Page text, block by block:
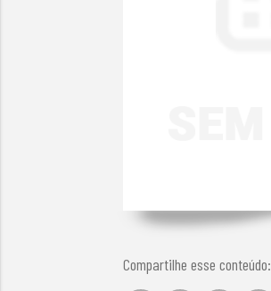
Compartilhe esse conteúdo: